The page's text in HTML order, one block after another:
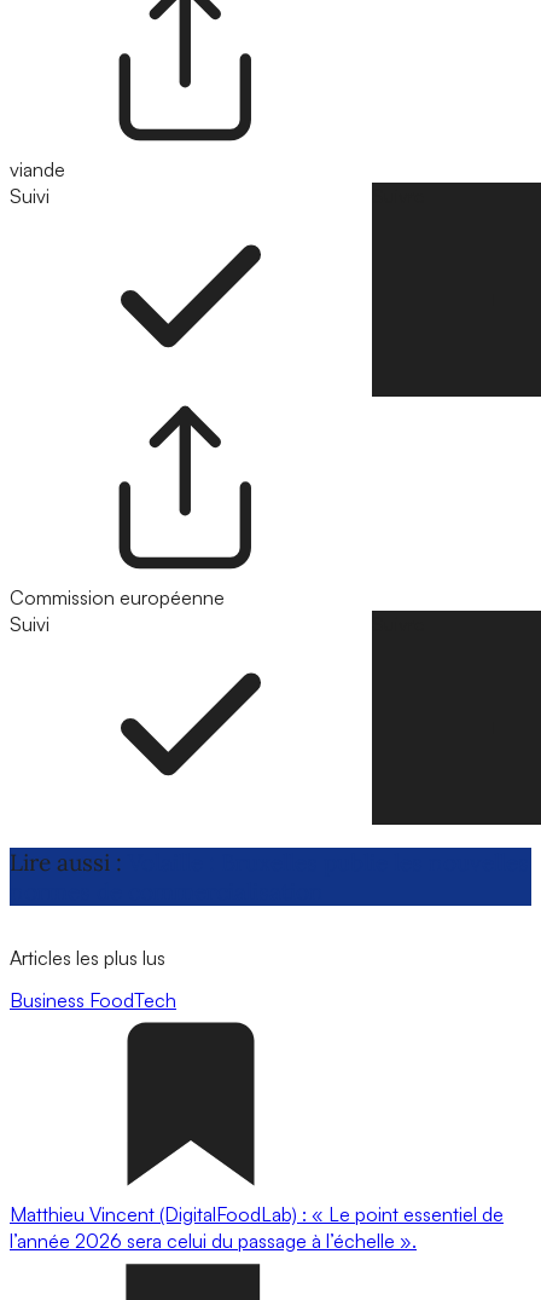
viande
Suivi
Commission européenne
Suivi
Lire aussi :
Articles les plus lus
Business FoodTech
Matthieu Vincent (DigitalFoodLab) : « Le point essentiel de
l’année 2026 sera celui du passage à l’échelle ».